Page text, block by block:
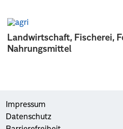
Landwirtschaft, Fischerei,
Nahrungsmittel
Impressum
Datenschutz